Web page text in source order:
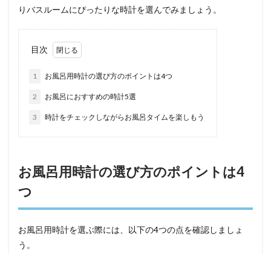
りバスルームにぴったりな時計を選んでみましょう。
目次
1 お風呂用時計の選び方のポイントは4つ
2 お風呂におすすめの時計5選
3 時計をチェックしながらお風呂タイムを楽しもう
お風呂用時計の選び方のポイントは4
つ
お風呂用時計を選ぶ際には、以下の4つの点を確認しましょ
う。